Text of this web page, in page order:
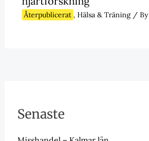
Återpublicerat , Hälsa & Träning/ By
Senaste